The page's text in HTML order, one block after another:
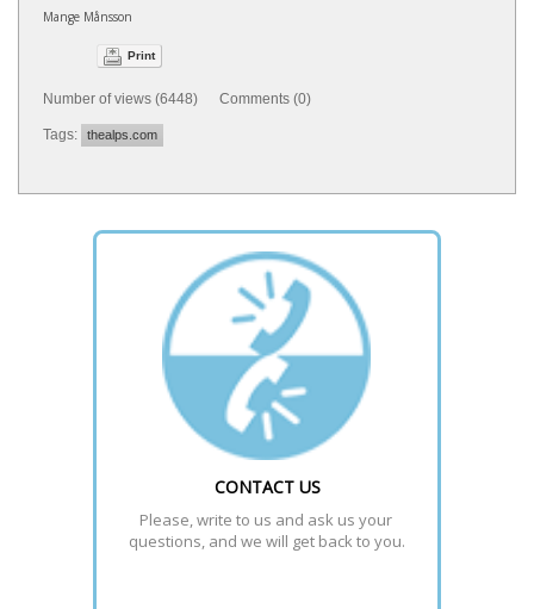
Mange Månsson
Print
Number of views (6448) Comments (0)
Tags: thealps.com
CONTACT US
Please, write to us and ask us your
questions, and we will get back to you.